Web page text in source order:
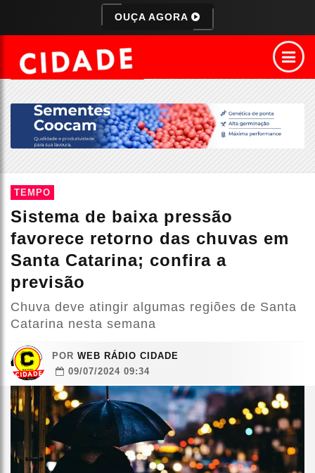
OUÇA AGORA
TEMPO
Sistema de baixa pressão
favorece retorno das chuvas em
Santa Catarina; confira a
previsão
Chuva deve atingir algumas regiões de Santa
Catarina nesta semana
POR WEB RÁDIO CIDADE
09/07/2024 09:34